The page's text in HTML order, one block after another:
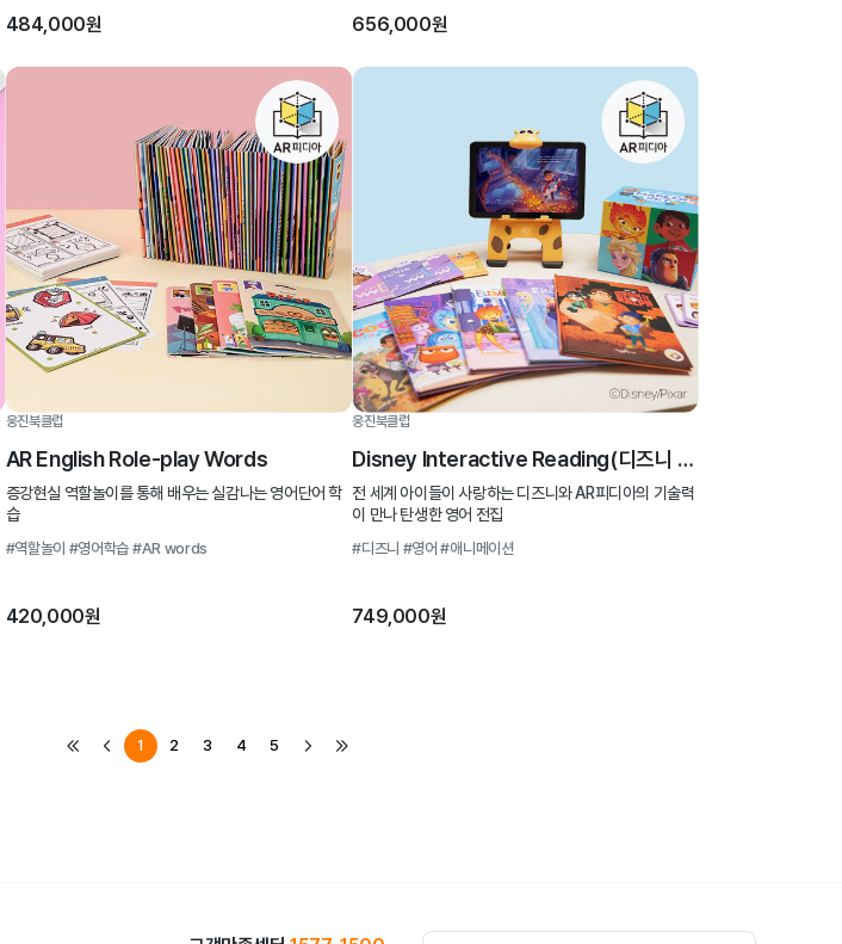
484,000원 656,000원
웅진북클럽
AR English Role-play Words
증강현실 역할놀이를 통해 배우는 실감나는 영어단어 학
습
#역할놀이 #영어학습 #AR words
420,000원
웅진북클럽
Disney Interactive Reading(디즈니 인터랙티브 리딩)
전 세계 아이들이 사랑하는 디즈니와 AR피디아의 기술력
이 만나 탄생한 영어 전집
#디즈니 #영어 #애니메이션
749,000원
1 2 3 4 5